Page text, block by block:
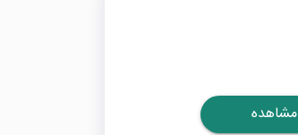
مشاهده